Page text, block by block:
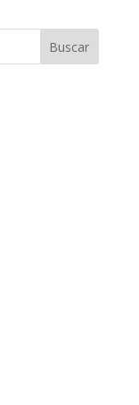
Buscar